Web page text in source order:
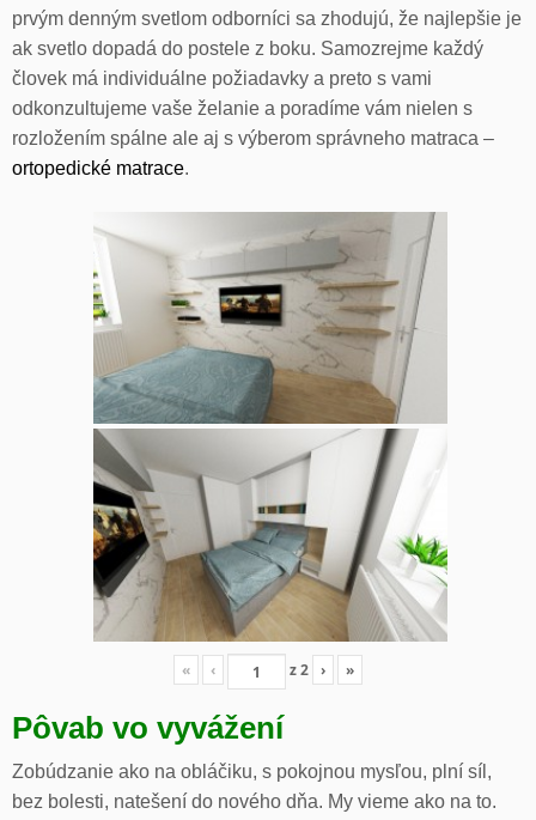
prvým denným svetlom odborníci sa zhodujú, že najlepšie je
ak svetlo dopadá do postele z boku. Samozrejme každý
človek má individuálne požiadavky a preto s vami
odkonzultujeme vaše želanie a poradíme vám nielen s
rozložením spálne ale aj s výberom správneho matraca –
ortopedické matrace.
« ‹ z2 › »
Pôvab vo vyvážení
Zobúdzanie ako na obláčiku, s pokojnou mysľou, plní síl,
bez bolesti, natešení do nového dňa. My vieme ako na to.